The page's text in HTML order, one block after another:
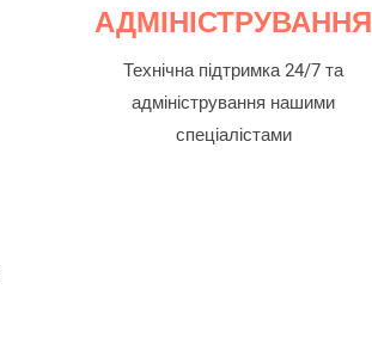
АДМІНІСТРУВАННЯ
Технічна підтримка 24/7 та
адміністрування нашими
спеціалістами